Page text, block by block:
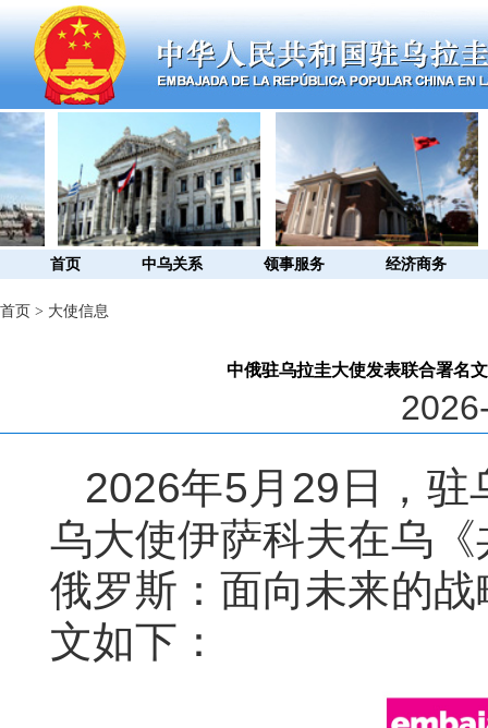
首页 中乌关系 领事服务 经济商务
首页 > 大使信息
中俄驻乌拉圭大使发表联合署名
2026年5 月 29 日，
乌大使伊萨科夫在乌《
俄罗斯：面向未来的
文如下：